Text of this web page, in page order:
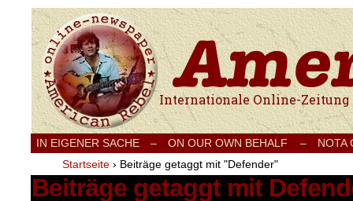
Internationale Onlinezeitung für Frieden,
IN EIGENER SACHE – ON OUR OWN BEHALF –
NOTA
Startseite › Beiträge getaggt mit "Defender"
Beiträge getaggt mit